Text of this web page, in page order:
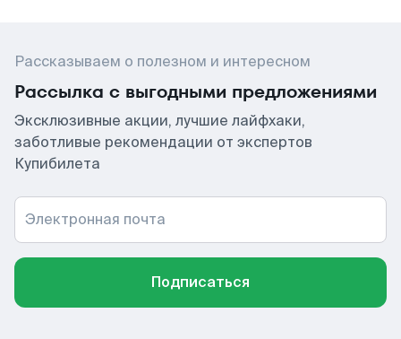
Рассказываем о полезном и интересном
Рассылка с выгодными предложениями
Эксклюзивные акции, лучшие лайфхаки,
заботливые рекомендации от экспертов
Купибилета
Электронная почта
Подписаться